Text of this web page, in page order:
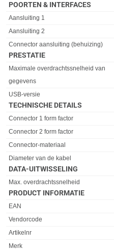
POORTEN & INTERFACES
Eigenschap
Aansluiting 1
Aansluiting 2
Connector aansluiting (behuizing)
PRESTATIE
Eigenschap Waarde
Maximale overdrachtssnelheid van
gegevens
USB-versie
TECHNISCHE DETAILS
Eigenschap Waarde
Connector 1 form factor
Connector 2 form factor
Connector-materiaal
Diameter van de kabel
DATA-UITWISSELING
Eigenschap Waarde
Max. overdrachtssnelheid
PRODUCT INFORMATIE
EAN
Vendorcode
Artikelnr
Merk